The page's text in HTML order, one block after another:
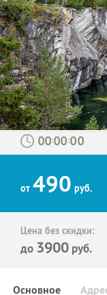
: :
от 490 руб.
Цена без скидки:
до 3900 руб.
Основное